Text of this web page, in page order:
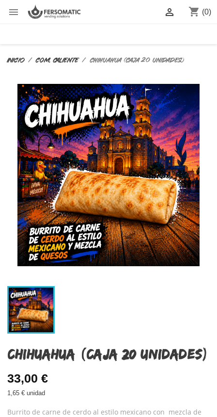
 shopping_cart (0)

Inicio COM. CALIENTE CHIHUAHUA (CAJA 20 UNIDADES)
CHIHUAHUA (CAJA 20 UNIDADES)
33,00 €
1,65 € unidad
Burrito de carne de cerdo al estilo mexicano con mezcla de